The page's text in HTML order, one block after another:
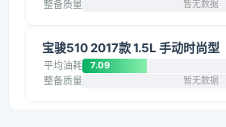
整备质量 暂无数据
宝骏510 2017款 1.5L 手动时尚型
平均油耗 7.09
整备质量 暂无数据